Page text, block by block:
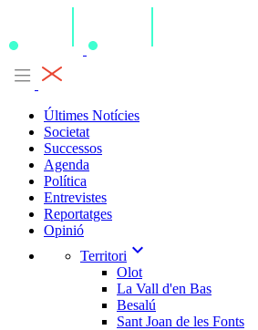
Últimes Notícies
Societat
Successos
Agenda
Política
Entrevistes
Reportatges
Opinió
Territori expand_more
Olot
La Vall d'en Bas
Besalú
Sant Joan de les Fonts